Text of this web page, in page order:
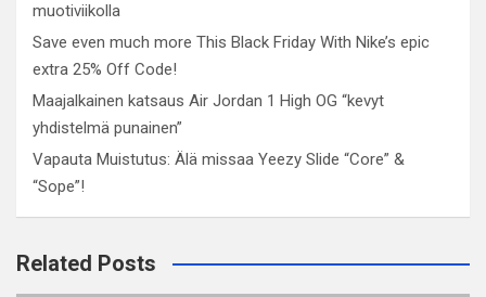
muotiviikolla
Save even much more This Black Friday With Nike’s epic
extra 25% Off Code!
Maajalkainen katsaus Air Jordan 1 High OG “kevyt
yhdistelmä punainen”
Vapauta Muistutus: Älä missaa Yeezy Slide “Core” &
“Sope”!
Related Posts